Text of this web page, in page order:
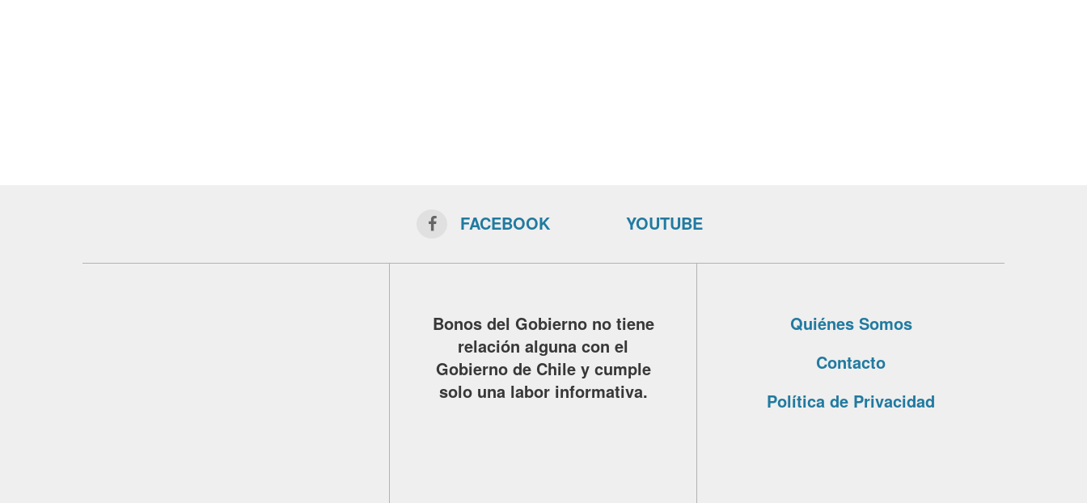
FACEBOOK YOUTUBE
Bonos del Gobierno no tiene
relación alguna con el
Gobierno de Chile y cumple
solo una labor informativa.
Quiénes Somos
Contacto
Política de Privacidad